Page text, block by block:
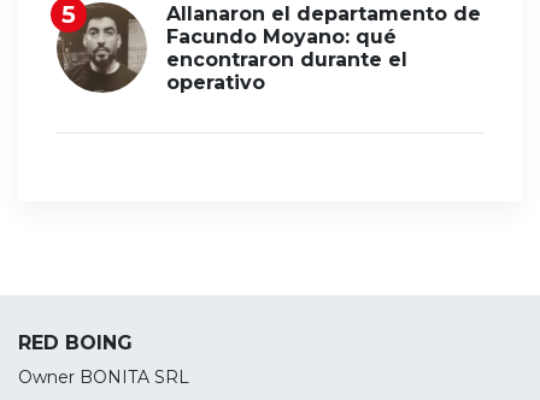
Allanaron el departamento de
Facundo Moyano: qué
encontraron durante el
operativo
RED BOING
Owner BONITA SRL